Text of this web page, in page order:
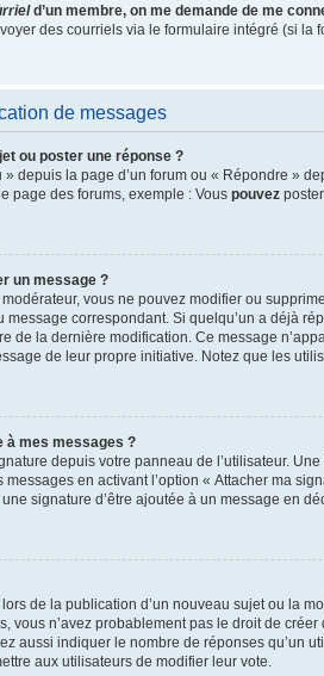
d’un membre, on me demande de me
des courriels via le formulaire intégré (si
de messages
ou poster une réponse ?
depuis la page d’un forum ou « Répondre »
page des forums, exemple : Vous pouvez
un message ?
vous ne pouvez modifier ou
message correspondant. Si quelqu’un a déjà
de la dernière modification. Ce message
de leur propre initiative. Notez que les
à mes messages ?
depuis votre panneau de l’utilisateur.
en activant l’option « Attacher ma
signature d’être ajoutée à un message en
de la publication d’un nouveau sujet ou la
vous n’avez probablement pas le droit de
aussi indiquer le nombre de réponses qu’un
aux utilisateurs de modifier leur vote.